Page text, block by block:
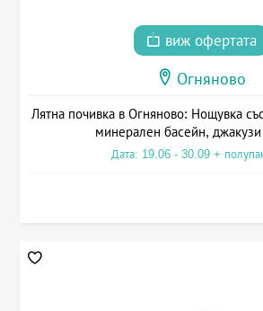
виж офертата
Огняново
Лятна почивка в Огняново: Нощувка
минерален басейн, джакузи
Дата: 19.06 - 30.09 +